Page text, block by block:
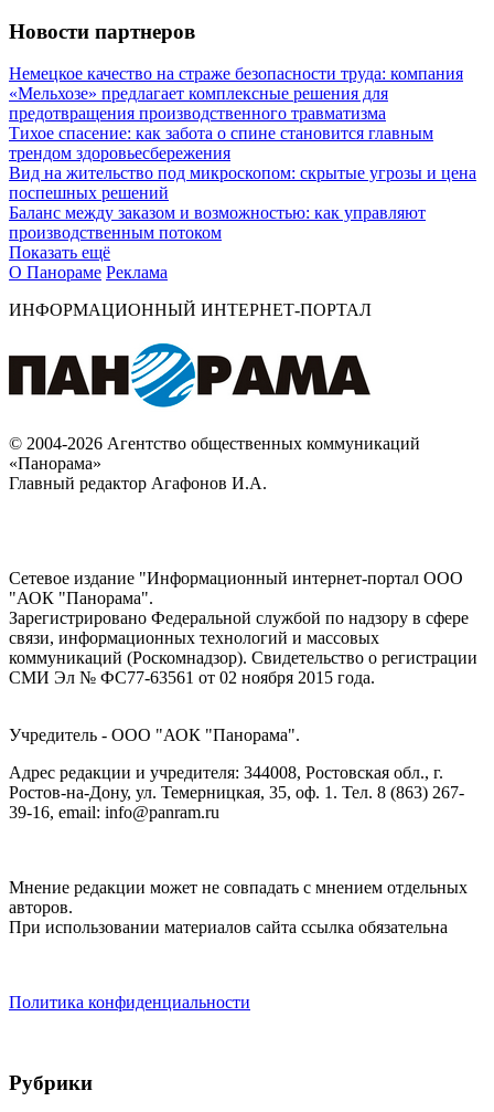
Новости партнеров
Немецкое качество на страже безопасности труда: компания
«Мельхозе» предлагает комплексные решения для
предотвращения производственного травматизма
Тихое спасение: как забота о спине становится главным
трендом здоровьесбережения
Вид на жительство под микроскопом: скрытые угрозы и цена
поспешных решений
Баланс между заказом и возможностью: как управляют
производственным потоком
Показать ещё
О Панораме Реклама
ИНФОРМАЦИОННЫЙ ИНТЕРНЕТ-ПОРТАЛ
© 2004-2026 Агентство общественных коммуникаций
«Панорама»
Главный редактор Агафонов И.А.
Сетевое издание "Информационный интернет-портал ООО
"АОК "Панорама".
Зарегистрировано Федеральной службой по надзору в сфере
связи, информационных технологий и массовых
коммуникаций (Роскомнадзор). Cвидетельство о регистрации
СМИ Эл № ФС77-63561 от 02 ноября 2015 года.
Учредитель - ООО "АОК "Панорама".
Адрес редакции и учредителя: 344008, Ростовская обл., г.
Ростов-на-Дону, ул. Темерницкая, 35, оф. 1. Тел. 8 (863) 267-
39-16, email: info@panram.ru
Мнение редакции может не совпадать с мнением отдельных
авторов.
При использовании материалов сайта ссылка обязательна
Политика конфиденциальности
Рубрики